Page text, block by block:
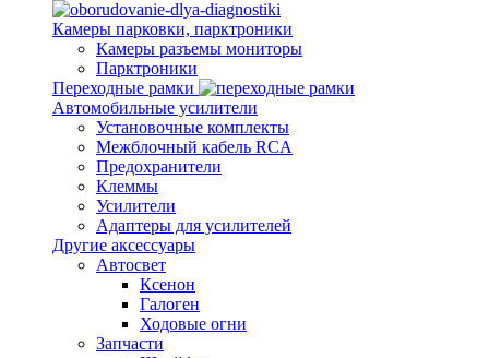
Камеры парковки, парктроники
Камеры разъемы мониторы
Парктроники
Переходные рамки
Автомобильные усилители
Установочные комплекты
Межблочный кабель RCA
Предохранители
Клеммы
Усилители
Адаптеры для усилителей
Другие аксессуары
Автосвет
Ксенон
Галоген
Ходовые огни
Запчасти